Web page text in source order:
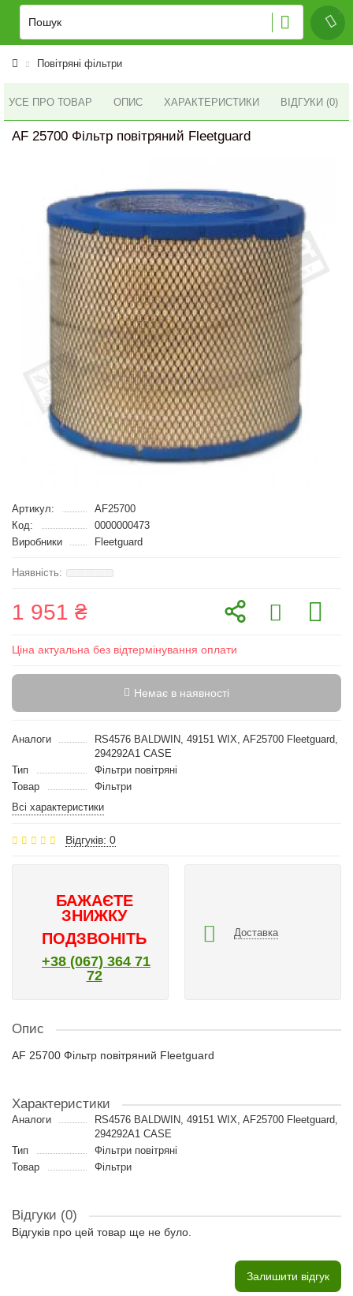
Повітряні фільтри
УСЕ ПРО ТОВАР ОПИС ХАРАКТЕРИСТИКИ ВІДГУКИ (0)
AF 25700 Фільтр повітряний Fleetguard
Артикул:
AF25700
Код:
0000000473
Виробники
Fleetguard
1 951 ₴
Ціна актуальна без відтермінування оплати
Немає в наявності
Аналоги
RS4576 BALDWIN, 49151 WIX, AF25700 Fleetguard,
294292A1 CASE
Тип
Фільтри повітряні
Товар
Фільтри
Всі характеристики
Відгуків: 0
БАЖАЄТЕ
ЗНИЖКУ
ПОДЗВОНІТЬ
+38 (067) 364 71
72
Доставка
Опис
AF 25700 Фільтр повітряний Fleetguard
Характеристики
Аналоги
RS4576 BALDWIN, 49151 WIX, AF25700 Fleetguard,
294292A1 CASE
Тип
Фільтри повітряні
Товар
Фільтри
Відгуки (0)
Відгуків про цей товар ще не було.
Залишити відгук